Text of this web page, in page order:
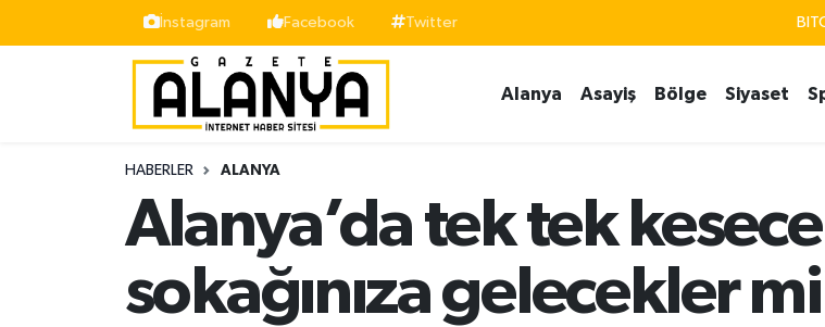
İnstagram Facebook Twitter
Alanya Asayiş Bölge Siyaset
HABERLER ALANYA
Alanya’da tek tek
sokağınıza gelecekler
Siyaset
İstanbul Nöbetçi Eczaneler
İstanbul Hava Durumu
Süper Lig Puan Durumu ve Fikstür
Tüm Manşetler